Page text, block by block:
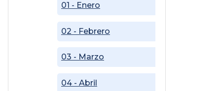
01 - Enero
02 - Febrero
03 - Marzo
04 - Abril